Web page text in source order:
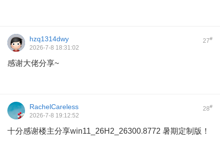
27#
hzq1314dwy
2026-7-8 18:31:02
感谢大佬分享~
28#
RachelCareless
2026-7-8 19:12:52
十分感谢楼主分享win11_26H2_26300.8772 暑期定制版！